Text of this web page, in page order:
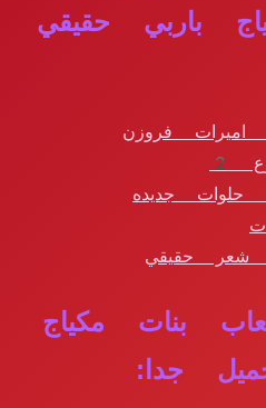
باربي حقيقي
اميرات فروزن
2
حلوات جديده
شعر حقيقي
بنات مكياج
جدا: